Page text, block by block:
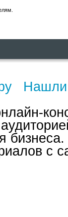
Нашли
бизнеса.
с